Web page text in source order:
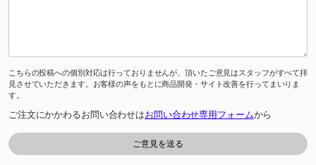
こちらの投稿への個別対応は行っておりませんが、頂いたご意見はスタッフがすべて拝
見させていただきます。お客様の声をもとに商品開発・サイト改善を行ってまいりま
す。
ご注文にかかわるお問い合わせはお問い合わせ専用フォームから